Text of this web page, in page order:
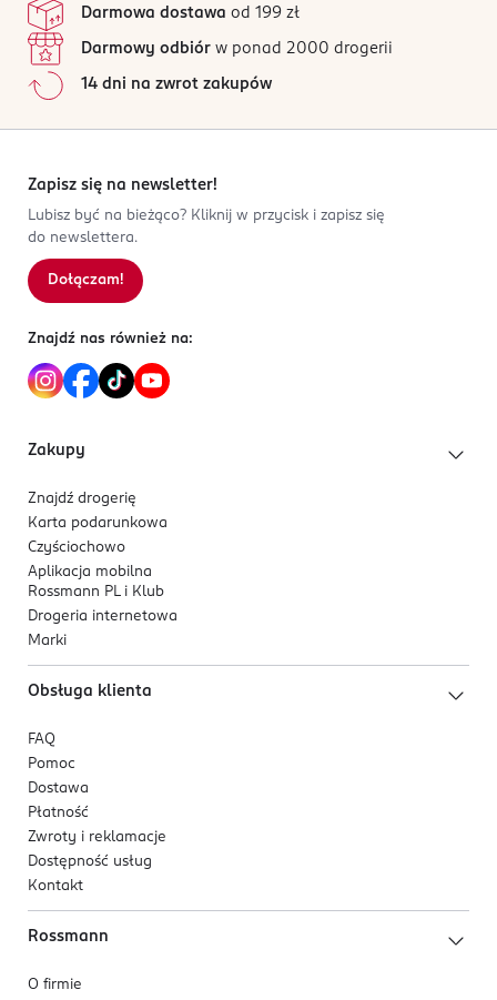
udowodniona klinicznie - bielsze zęby już od 1 dnia*.
*Dzięki usuwaniu przebarwień powierzchniowych.
03-872 Warszawa
Kod EAN
8 700216 199254
Wszystkie opinie są zweryfikowane zakupem.
4
0%
2
1
0%
Sortowanie wg
Darmowa dostawa od 199 zł
Darmowy odbiór w ponad 2000 drogerii
14 dni na zwrot zakupów
Zapisz się na newsletter!
Lubisz być na bieżąco? Kliknij w przycisk i zapisz się
do newslettera.
Dołączam!
Znajdź nas również na:
Zakupy
Znajdź drogerię
Karta podarunkowa
Czyściochowo
Aplikacja mobilna
Rossmann PL i Klub
Drogeria internetowa
Marki
Obsługa klienta
FAQ
Pomoc
Dostawa
Płatność
Zwroty i reklamacje
Dostępność usług
Kontakt
Rossmann
O firmie